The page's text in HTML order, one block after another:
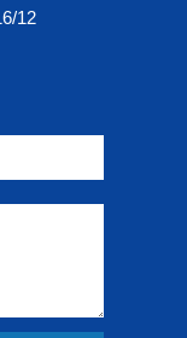
12